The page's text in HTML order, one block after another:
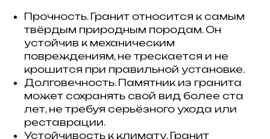
Прочность. Гранит относится к самым
твёрдым природным породам. Он
устойчив к механическим
повреждениям, не трескается и не
крошится при правильной установке.
Долговечность. Памятник из гранита
может сохранять свой вид более ста
лет, не требуя серьёзного ухода или
реставрации.
Устойчивость к климату. Гранит